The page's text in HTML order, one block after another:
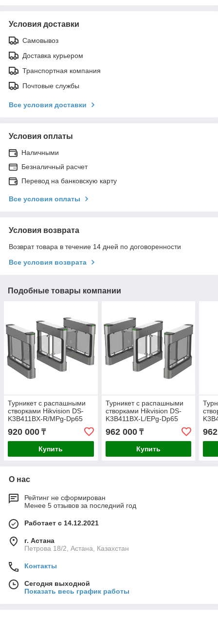
Условия доставки
Самовывоз
Доставка курьером
Транспортная компания
Почтовые службы
Все условия доставки
Условия оплаты
Наличными
Безналичный расчет
Перевод на банковскую карту
Все условия оплаты
Условия возврата
Возврат товара в течение 14 дней по договоренности
Все условия возврата
Подобные товары компании
Турникет с распашными
створками Hikvision DS-
K3B411BX-R/MPg-Dp65
(правый крайний элемент)
920 000 ₸
Купить
Турникет с распашными
створками Hikvision DS-
K3B411BX-L/EPg-Dp65
(левый крайний элемент)
962 000₸
Купить
О нас
Рейтинг не сформирован
Менее 5 отзывов за последний год
Работает с 14.12.2021
г. Астана
Петрова 18/2, Астана, Казахстан
Контакты
Сегодня выходной
Показать весь график работы